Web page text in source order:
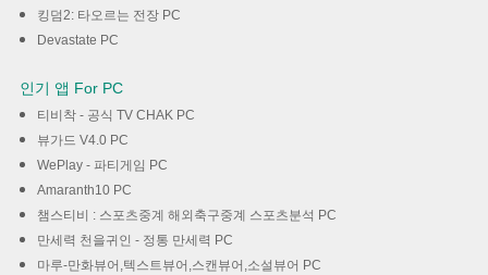
킹덤2: 타오르는 전장 PC
Devastate PC
인기 앱 For PC
티비착 - 공식 TV CHAK PC
뷰가드 V4.0 PC
WePlay - 파티게임 PC
Amaranth10 PC
챔스티비 : 스포츠중계 해외축구중계 스포츠분석 PC
만세력 천을귀인 - 정통 만세력 PC
마루-만화뷰어,텍스트뷰어,스캔뷰어,소설뷰어 PC